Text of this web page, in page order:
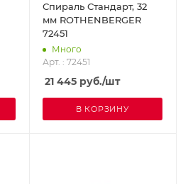
Спираль Стандарт, 32
мм ROTHENBERGER
72451
Много
Арт. : 72451
21 445руб./шт
В КОРЗИНУ